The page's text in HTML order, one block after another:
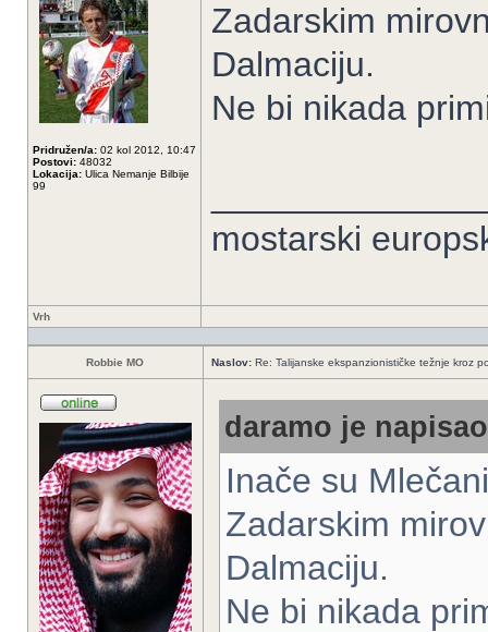
Pridružen/a: 02 kol 2012, 10:47
Postovi: 48032
Lokacija: Ulica Nemanje Bilbije
99
Zadarskim
Dalmaciju.
Ne bi nikada
mostarski
Vrh
Robbie MO Naslov: Re: Talijanske ekspanzionističke težnje kroz
daramo je
Inače su
Zadarskim
Dalmaciju.
Ne bi nikada